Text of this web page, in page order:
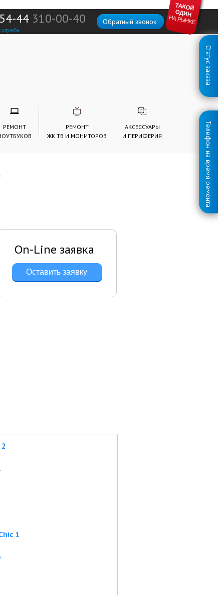
Статус заказа
Телефон на время ремонта
Обратный звонок
44 310-00-40
служба
РЕМОНТ
РЕМОНТ
ЖК ТВ И МОНИТОРОВ
АКСЕССУАРЫ
И ПЕРИФЕРИЯ
On-Line заявка
Оставить заявку
1